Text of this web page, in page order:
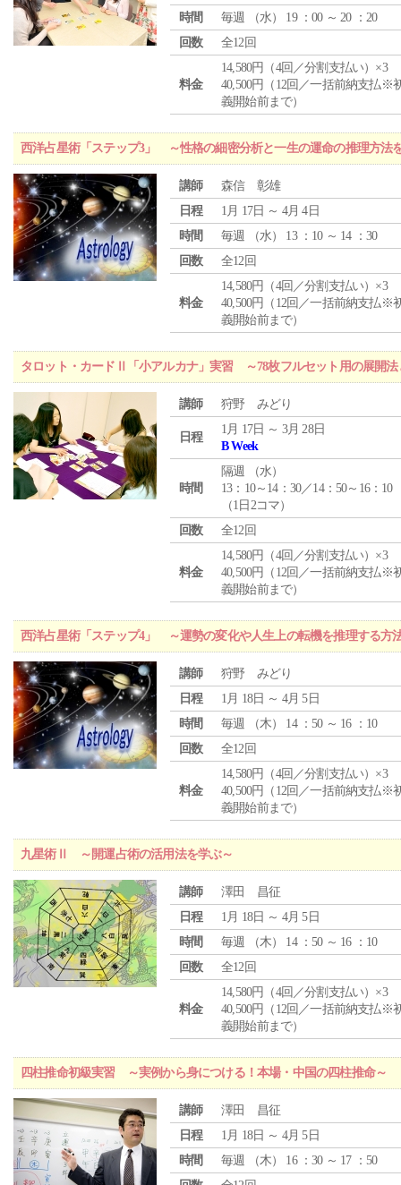
時間
毎週 （水） 19 ：00 ～ 20 ：20
回数
全12回
料金
14,580円（4回／分割支払い）×3
40,500円（12回／一括前納支払※
義開始前まで）
西洋占星術「ステップ3」 ～性格の細密分析と一生の運命の推理方法
講師
森信 彰雄
日程
1月 17日 ～ 4月 4日
時間
毎週 （水） 13 ：10 ～ 14 ：30
回数
全12回
料金
14,580円（4回／分割支払い）×3
40,500円（12回／一括前納支払※
義開始前まで）
タロット・カードⅡ「小アルカナ」実習 ～78枚フルセット用の展開法
講師 狩野 みどり
日程
1月 17日 ～ 3月 28日
B Week
時間
隔週 （水）
13：10～14：30／14：50～16：10
（1日2コマ）
回数
全12回
料金
14,580円（4回／分割支払い）×3
40,500円（12回／一括前納支払※
義開始前まで）
西洋占星術「ステップ4」 ～運勢の変化や人生上の転機を推理する方
講師
狩野 みどり
日程
1月 18日 ～ 4月 5日
時間
毎週 （木） 14 ：50 ～ 16 ：10
回数
全12回
料金
14,580円（4回／分割支払い）×3
40,500円（12回／一括前納支払※
義開始前まで）
九星術Ⅱ ～開運占術の活用法を学ぶ～
講師
澤田 昌征
日程
1月 18日 ～ 4月 5日
時間
毎週 （木） 14 ：50 ～ 16 ：10
回数
全12回
料金
14,580円（4回／分割支払い）×3
40,500円（12回／一括前納支払※
義開始前まで）
四柱推命初級実習 ～実例から身につける！本場・中国の四柱推命～
講師
澤田 昌征
日程
1月 18日 ～ 4月 5日
時間
毎週 （木） 16 ：30 ～ 17 ：50